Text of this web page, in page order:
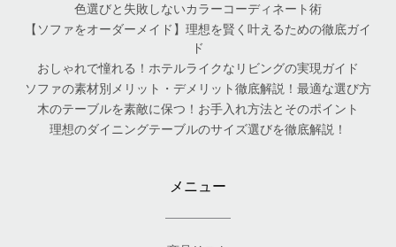
色選びと失敗しないカラーコーディネート術
【ソファをオーダーメイド】理想を賢く叶えるための徹底ガイ
ド
おしゃれで憧れる！ホテルライクなリビングの実現ガイド
ソファの素材別メリット・デメリット徹底解説！最適な選び方
木のテーブルを素敵に保つ！お手入れ方法とそのポイント
理想のダイニングテーブルのサイズ選びを徹底解説！
メニュー